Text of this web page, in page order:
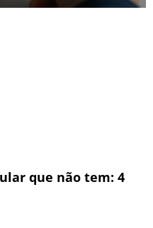
que não tem: 4